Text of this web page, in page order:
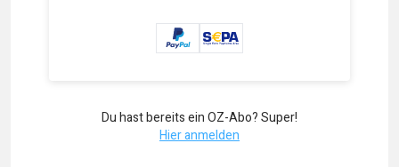
Du hast bereits ein OZ-Abo? Super!
Hier anmelden